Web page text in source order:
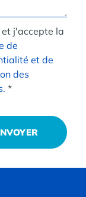
et j'accepte la
de
et de
des
*